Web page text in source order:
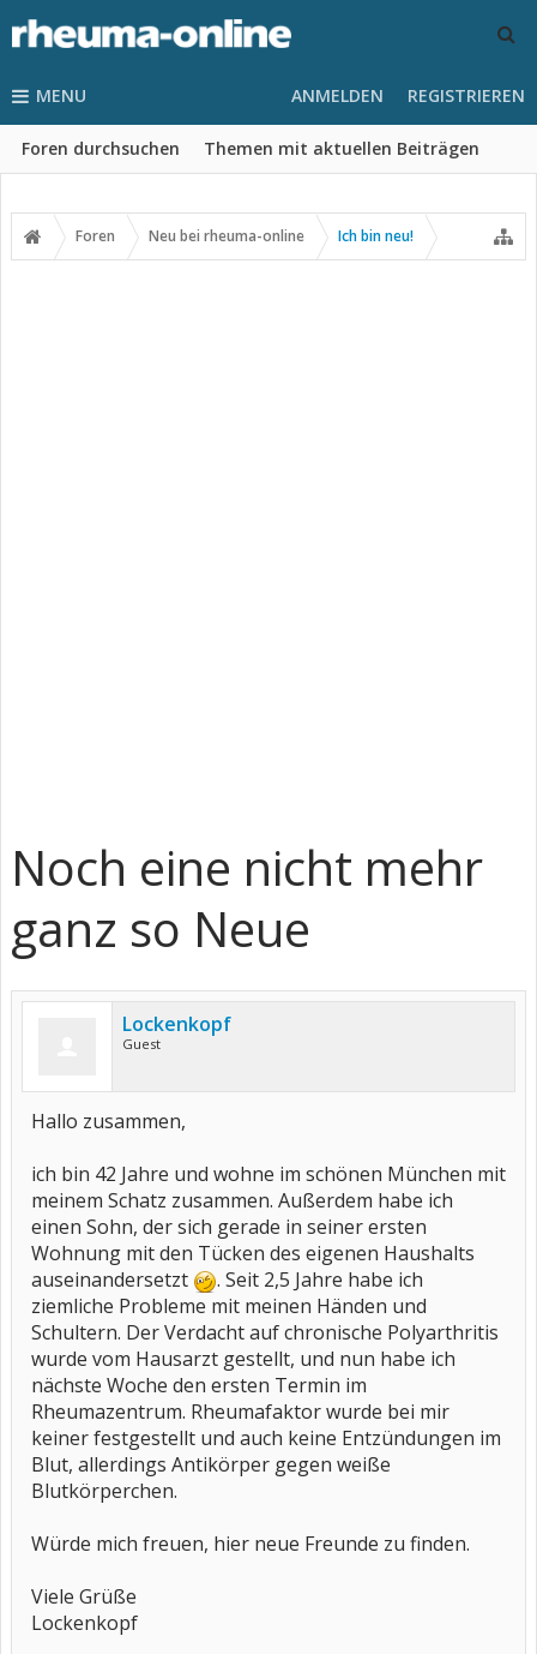
MENU
Foren durchsuchen Themen mit aktuellen Beiträgen
ANMELDEN REGISTRIEREN
Foren Neu bei rheuma-online Ich bin neu!
Noch eine nicht mehr
ganz so Neue
Lockenkopf
Guest
Hallo zusammen,
ich bin 42 Jahre und wohne im schönen München mit
meinem Schatz zusammen. Außerdem habe ich
einen Sohn, der sich gerade in seiner ersten
Wohnung mit den Tücken des eigenen Haushalts
auseinandersetzt
. Seit 2,5 Jahre habe ich
ziemliche Probleme mit meinen Händen und
Schultern. Der Verdacht auf chronische Polyarthritis
wurde vom Hausarzt gestellt, und nun habe ich
nächste Woche den ersten Termin im
Rheumazentrum. Rheumafaktor wurde bei mir
keiner festgestellt und auch keine Entzündungen im
Blut, allerdings Antikörper gegen weiße
Blutkörperchen.
Würde mich freuen, hier neue Freunde zu finden.
Viele Grüße
Lockenkopf